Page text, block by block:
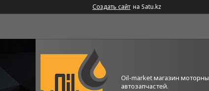
Создать сайт на Satu.kz
Oil-market магазин
автозапчастей.